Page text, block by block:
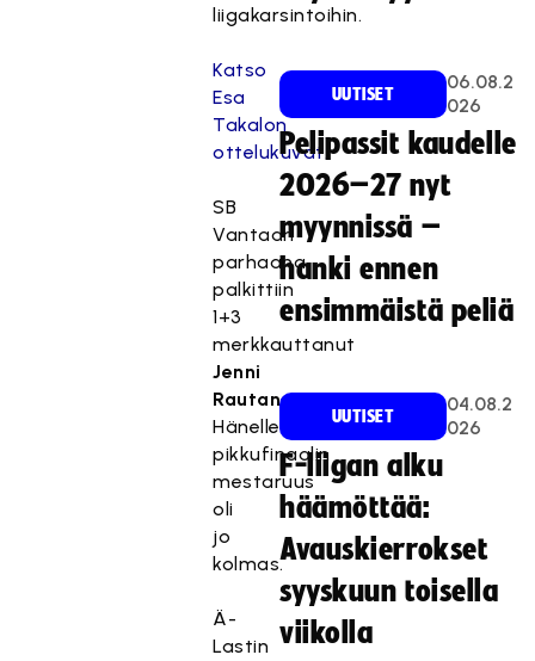
liigakarsintoihin.
Katso
Esa
Takalon
ottelukuvat.
SB
Vantaan
parhaana
palkittiin
1+3
merkkauttanut
Jenni
Rautanen.
Hänelle
pikkufinaalin
mestaruus
oli
jo
kolmas.
Ä-
Lastin
UUTISET
06.08.2
026
Pelipassit kaudelle
2026–27 nyt
myynnissä –
hanki ennen
ensimmäistä peliä
UUTISET
04.08.2
026
F-liigan alku
häämöttää:
Avauskierrokset
syyskuun toisella
viikolla